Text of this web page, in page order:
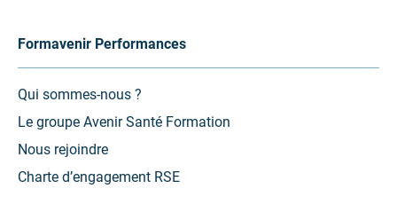
Formavenir Performances
Qui sommes-nous ?
Le groupe Avenir Santé Formation
Nous rejoindre
Charte d’engagement RSE